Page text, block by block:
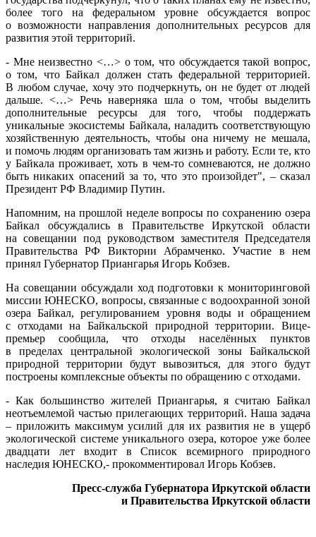
более того на федеральном уровне обсуждается вопрос
о возможности направления дополнительных ресурсов для
развития этой территорий.
- Мне неизвестно <…> о том, что обсуждается такой вопрос,
о том, что Байкал должен стать федеральной территорией.
В любом случае, хочу это подчеркнуть, он не будет от людей
дальше. <…> Речь наверняка шла о том, чтобы выделить
дополнительные ресурсы для того, чтобы поддержать
уникальные экосистемы Байкала, наладить соответствующую
хозяйственную деятельность, чтобы она ничему не мешала,
и помочь людям организовать там жизнь и работу. Если те, кто
у Байкала проживает, хоть в чем-то сомневаются, не должно
быть никаких опасений за то, что это произойдет", – сказал
Президент РФ Владимир Путин.
Напомним, на прошлой неделе вопросы по сохранению озера
Байкал обсуждались в Правительстве Иркутской области
на совещании под руководством заместителя Председателя
Правительства РФ Виктории Абрамченко. Участие в нем
принял Губернатор Приангарья Игорь Кобзев.
На совещании обсуждали ход подготовки к мониторинговой
миссии ЮНЕСКО, вопросы, связанные с водоохранной зоной
озера Байкал, регулированием уровня воды и обращением
с отходами на Байкальской природной территории. Вице-
премьер сообщила, что отходы населённых пунктов
в пределах центральной экологической зоны Байкальской
природной территории будут вывозиться, для этого будут
построены комплексные объекты по обращению с отходами.
- Как большинство жителей Приангарья, я считаю Байкал
неотъемлемой частью прилегающих территорий. Наша задача
– приложить максимум усилий для их развития не в ущерб
экологической системе уникального озера, которое уже более
двадцати лет входит в Список всемирного природного
наследия ЮНЕСКО,- прокомментировал Игорь Кобзев.
Пресс-служба Губернатора Иркутской области
и Правительства Иркутской области